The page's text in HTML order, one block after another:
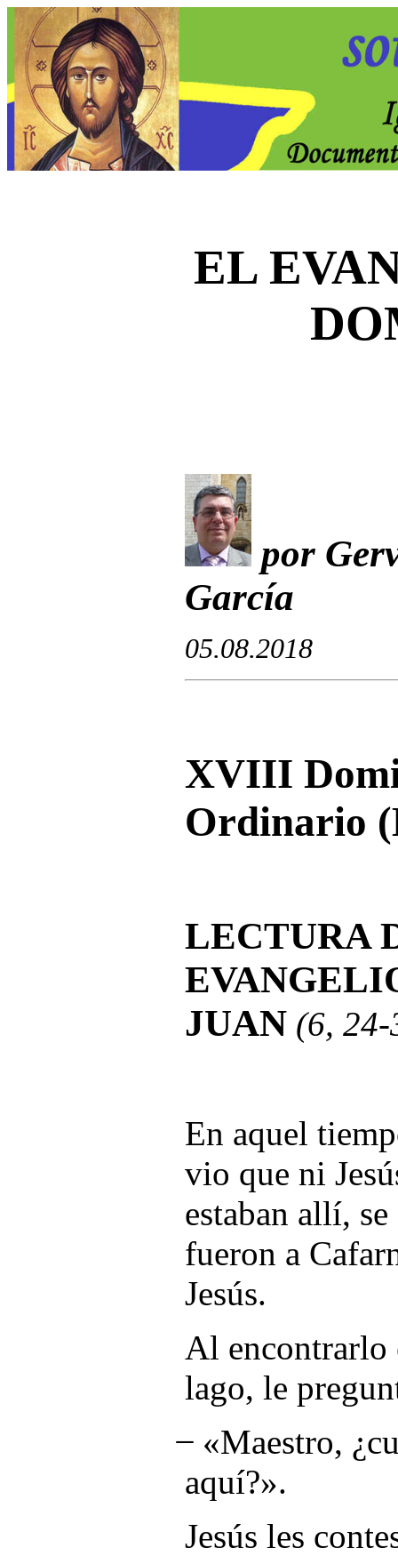
EL
por
García
05.08.2018
XVIII
Ordinario
LECTURA
JUAN (6,
En aquel
vio que ni
estaban allí,
fueron a
Jesús.
Al encontrarlo
lago, le
«Maestro,
aquí?».
Jesús les